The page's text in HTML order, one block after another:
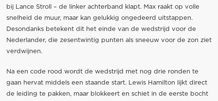
bij Lance Stroll – de linker achterband klapt. Max raakt op volle
snelheid de muur, maar kan gelukkig ongedeerd uitstappen.
Desondanks betekent dit het einde van de wedstrijd voor de
Nederlander, die zesentwintig punten als sneeuw voor de zon ziet
verdwijnen.
Na een code rood wordt de wedstrijd met nog drie ronden te
gaan hervat middels een staande start. Lewis Hamilton lijkt direct
de leiding te pakken, maar blokkeert en schiet in de eerste bocht